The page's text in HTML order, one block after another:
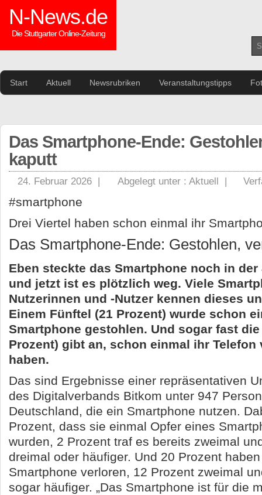
N-News.de
Die Stuttgarter Online-Zeitung
Start Aktuell Newsrubriken Veranstaltungstipps
Das Smartphone-Ende:
kaputt
24. Februar 2026 | Abgelegt unter : Aktuell |
#smartphone
Drei Viertel haben schon einmal ihr
Das Smartphone-Ende: Gestohlen,
Eben steckte das Smartphone noch in
und jetzt ist es plötzlich weg. Viele
Nutzerinnen und -Nutzer kennen dieses
Einem Fünftel (21 Prozent) wurde schon
Smartphone gestohlen. Und sogar fast die
Prozent) gibt an, schon einmal ihr Telefon
haben.
Das sind Ergebnisse einer repräsentativen
des Digitalverbands Bitkom unter 947
Deutschland, die ein Smartphone nutzen.
Prozent, dass sie einmal Opfer eines
wurden, 2 Prozent traf es bereits zweimal
dreimal oder häufiger. Und 20 Prozent
Smartphone verloren, 12 Prozent zweimal
sogar häufiger. „Das Smartphone ist für die